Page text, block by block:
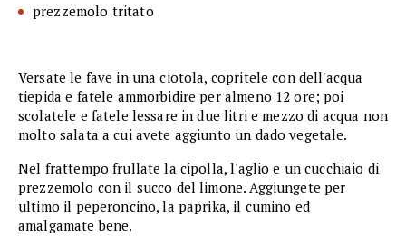
prezzemolo tritato
Versate le fave in una ciotola, copritele con dell'acqua
tiepida e fatele ammorbidire per almeno 12 ore; poi
scolatele e fatele lessare in due litri e mezzo di acqua non
molto salata a cui avete aggiunto un dado vegetale.
Nel frattempo frullate la cipolla, l'aglio e un cucchiaio di
prezzemolo con il succo del limone. Aggiungete per
ultimo il peperoncino, la paprika, il cumino ed
amalgamate bene.